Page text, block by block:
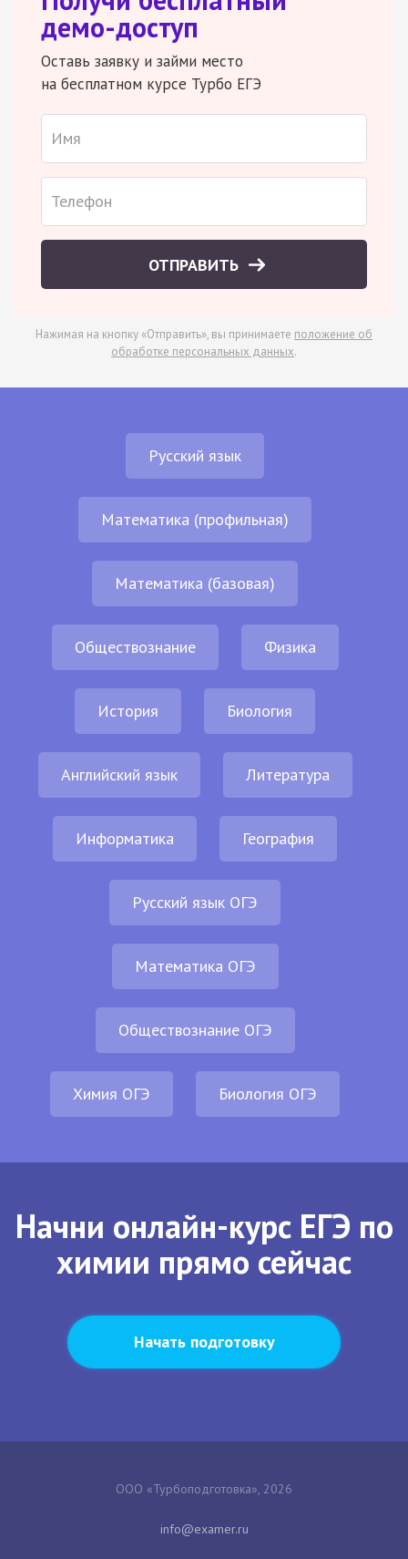
демо-доступ
Оставь заявку и займи место
на бесплатном курсе Турбо ЕГЭ
ОТПРАВИТЬ
Нажимая на кнопку «Отправить», вы принимаете положение об
обработке персональных данных.
Русский язык
Математика (профильная)
Математика (базовая)
Обществознание Физика
История Биология
Английский язык Литература
Информатика География
Русский язык ОГЭ
Математика ОГЭ
Обществознание ОГЭ
Химия ОГЭ Биология ОГЭ
Начни онлайн-курс ЕГЭ по
химии прямо сейчас
Начать подготовку
ООО «Турбоподготовка», 2026